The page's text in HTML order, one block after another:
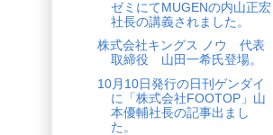
ゼミにてMUGENの内山正宏
社長の講義されました。
株式会社キングス ノウ 代表
取締役 山田一希氏登場。
10月10日発行の日刊ゲンダイ
に「株式会社FOOTOP」山
本優輔社長の記事出まし
た。